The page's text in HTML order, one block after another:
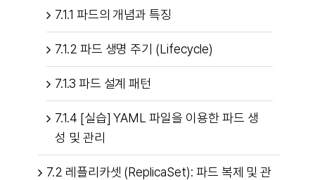
7.1.1 파드의 개념과 특징
7.1.2 파드 생명 주기 (Lifecycle)
7.1.3 파드 설계 패턴
7.1.4 [실습] YAML 파일을 이용한 파드 생
성 및 관리
7.2 레플리카셋 (ReplicaSet): 파드 복제 및 관